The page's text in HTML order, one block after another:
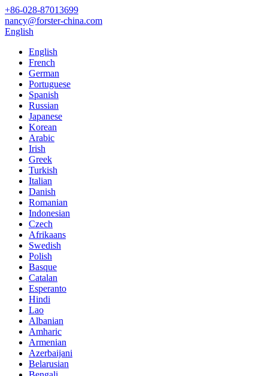
+86-028-87013699
nancy@forster-china.com
English
English
French
German
Portuguese
Spanish
Russian
Japanese
Korean
Arabic
Irish
Greek
Turkish
Italian
Danish
Romanian
Indonesian
Czech
Afrikaans
Swedish
Polish
Basque
Catalan
Esperanto
Hindi
Lao
Albanian
Amharic
Armenian
Azerbaijani
Belarusian